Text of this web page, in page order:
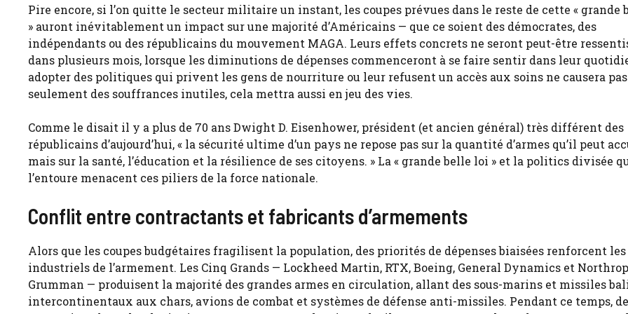
Pire encore, si l’on quitte le secteur militaire un instant, les coupes prévues dans le reste de cette « grande
» auront inévitablement un impact sur une majorité d’Américains — que ce soient des démocrates, des
indépendants ou des républicains du mouvement MAGA. Leurs effets concrets ne seront peut-être
dans plusieurs mois, lorsque les diminutions de dépenses commenceront à se faire sentir dans leur
adopter des politiques qui privent les gens de nourriture ou leur refusent un accès aux soins ne causera pas
seulement des souffrances inutiles, cela mettra aussi en jeu des vies.
Comme le disait il y a plus de 70 ans Dwight D. Eisenhower, président (et ancien général) très différent des
républicains d’aujourd’hui, « la sécurité ultime d’un pays ne repose pas sur la quantité d’armes qu’il peut
mais sur la santé, l’éducation et la résilience de ses citoyens. » La « grande belle loi » et la politics divisée
l’entoure menacent ces piliers de la force nationale.
Conflit entre contractants et fabricants d’armements
Alors que les coupes budgétaires fragilisent la population, des priorités de dépenses biaisées renforcent les
industriels de l’armement. Les Cinq Grands — Lockheed Martin, RTX, Boeing, General Dynamics et Northrop
Grumman — produisent la majorité des grandes armes en circulation, allant des sous-marins et missiles
intercontinentaux aux chars, avions de combat et systèmes de défense anti-missiles. Pendant ce temps,